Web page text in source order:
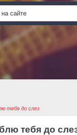
тебя до слез
тебя до